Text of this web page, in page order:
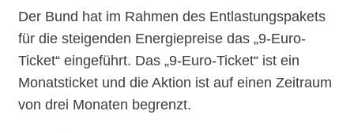
Der Bund hat im Rahmen des Entlastungspakets
für die steigenden Energiepreise das „9-Euro-
Ticket“ eingeführt. Das „9-Euro-Ticket“ ist ein
Monatsticket und die Aktion ist auf einen Zeitraum
von drei Monaten begrenzt.